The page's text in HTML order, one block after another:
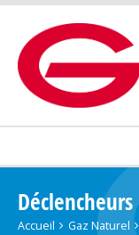
TOUS NOS PRODUITS
GAZ NATUREL
Accueil Gaz Naturel